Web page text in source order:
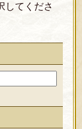
してくださ